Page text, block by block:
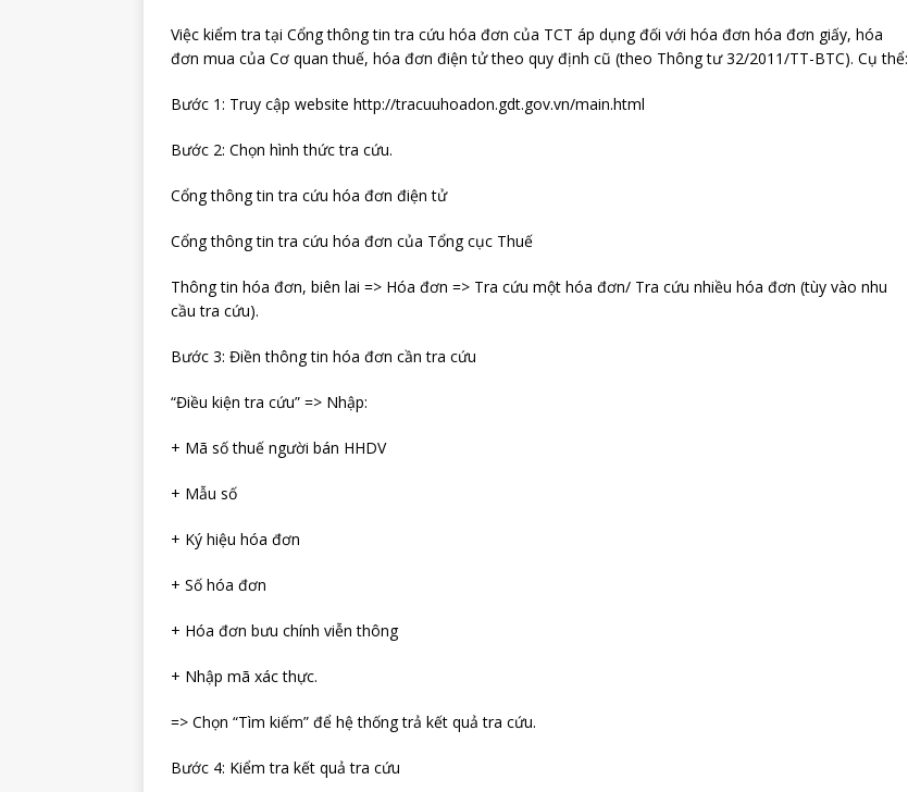
Việc kiểm tra tại Cổng thông tin tra cứu hóa đơn của TCT áp dụng đối với hóa đơn hóa đơn giấy, hóa
đơn mua của Cơ quan thuế, hóa đơn điện tử theo quy định cũ (theo Thông tư 32/2011/TT-BTC). Cụ thể:
Bước 1: Truy cập website http://tracuuhoadon.gdt.gov.vn/main.html
Bước 2: Chọn hình thức tra cứu.
Cổng thông tin tra cứu hóa đơn điện tử
Cổng thông tin tra cứu hóa đơn của Tổng cục Thuế
Thông tin hóa đơn, biên lai => Hóa đơn => Tra cứu một hóa đơn/ Tra cứu nhiều hóa đơn (tùy vào nhu
cầu tra cứu).
Bước 3: Điền thông tin hóa đơn cần tra cứu
“Điều kiện tra cứu” => Nhập:
+ Mã số thuế người bán HHDV
+ Mẫu số
+ Ký hiệu hóa đơn
+ Số hóa đơn
+ Hóa đơn bưu chính viễn thông
+ Nhập mã xác thực.
=> Chọn “Tìm kiếm” để hệ thống trả kết quả tra cứu.
Bước 4: Kiểm tra kết quả tra cứu